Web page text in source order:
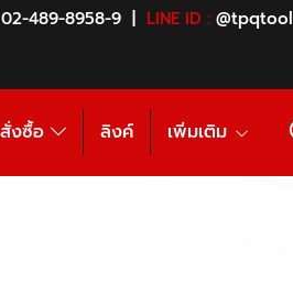
02-489-8958-9 | LINE ID : @tpqtool
งซื้อ ลิงค์ เพิ่มเติม